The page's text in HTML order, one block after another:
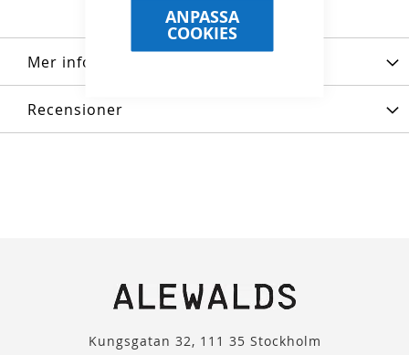
ANPASSA
COOKIES
Mer information
Recensioner
Kungsgatan 32, 111 35 Stockholm